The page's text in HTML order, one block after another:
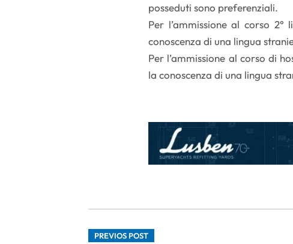
posseduti sono preferenziali.
Per l’ammissione al corso
conoscenza di una lingua
Per l’ammissione al corso di
la conoscenza di una lingua
PREVIOS POST